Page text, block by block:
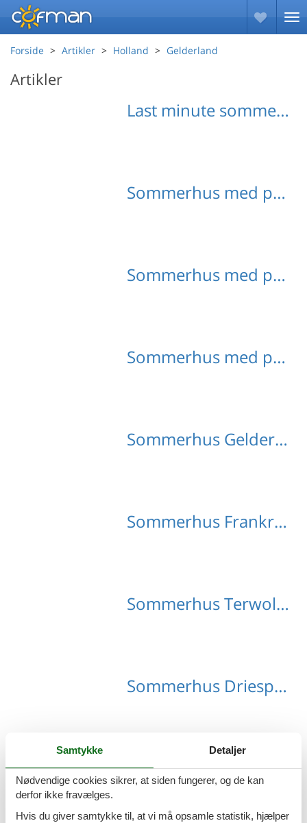
Forside Artikler Holland Gelderland
Artikler
Last minute sommerhuse Gelderland
Sommerhus med pool Gelderland
Sommerhus med pool Driesprong
Sommerhus med pool Frankrijk
Sommerhus Gelderland med hund
Sommerhus Frankrijk med hund
Sommerhus Terwolde med hund
Sommerhus Driesprong med hund
Sommerhus i Terwolde
Samtykke Detaljer
Nødvendige cookies sikrer, at siden fungerer, og de kan
derfor ikke fravælges.
Hvis du giver samtykke til, at vi må opsamle statistik, hjælper